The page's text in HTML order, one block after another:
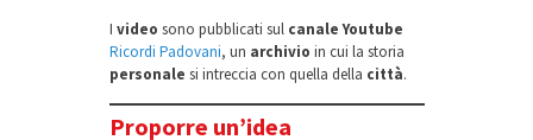
I video sono pubblicati sul canale Youtube
Ricordi Padovani, un archivio in cui la storia
personale si intreccia con quella della città.
Proporre un’idea